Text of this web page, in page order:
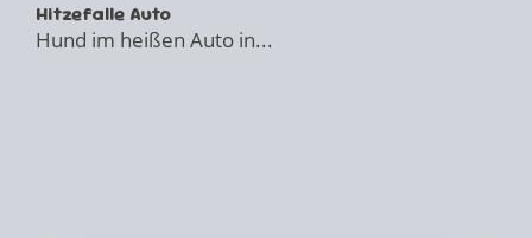
Hitzefalle Auto
Hund im heißen Auto in...